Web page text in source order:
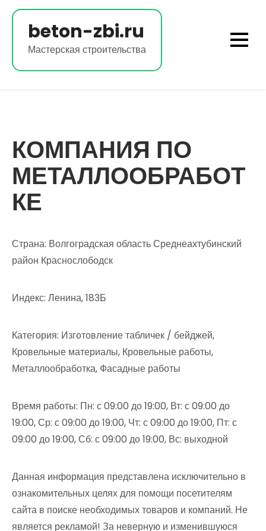
Перейти
содержимомуbeton-zbi.ru
Мастерская строительства
КОМПАНИЯ ПО
МЕТАЛЛООБРАБОТ
КЕ
Страна: Волгоградская область Среднеахтубинский
район Краснослободск
Индекс: Ленина, 183Б
Категория: Изготовление табличек / бейджей,
Кровельные материалы, Кровельные работы,
Металлообработка, Фасадные работы
Время работы: Пн: с 09:00 до 19:00, Вт: с 09:00 до
19:00, Ср: с 09:00 до 19:00, Чт: с 09:00 до 19:00, Пт: с
09:00 до 19:00, Сб: с 09:00 до 19:00, Вс: выходной
Данная информация представлена исключительно в
ознакомительных целях для помощи посетителям
сайта в поиске необходимых товаров и компаний. Не
является рекламой! За неверную и изменившуюся